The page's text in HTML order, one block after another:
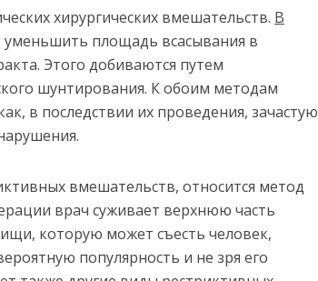
хирургических вмешательств. В
площадь всасывания в
Этого добиваются путем
шунтирования. К обоим методам
в последствии их проведения, зачастую
вмешательств, относится метод
врач суживает верхнюю часть
которую может съесть человек,
популярность и не зря его